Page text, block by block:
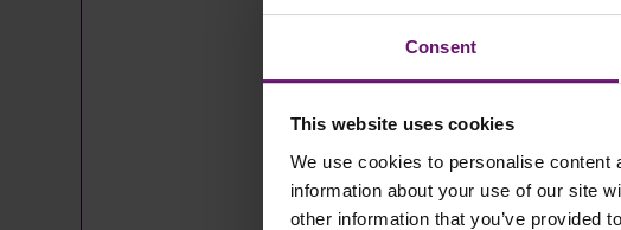
Consent
This website uses cookies
We use cookies to personalise
information about your use of our site
other information that you’ve provided